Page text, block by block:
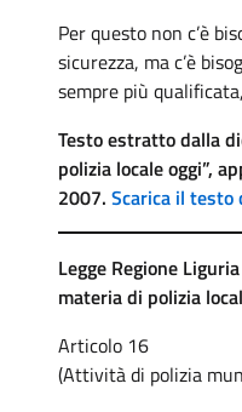
Per questo non c’è
sicurezza, ma c’è
sempre più
Testo estratto dalla
polizia locale oggi”,
2007. Scarica il testo
Legge Regione
materia di polizia
Articolo 16
(Attività di polizia